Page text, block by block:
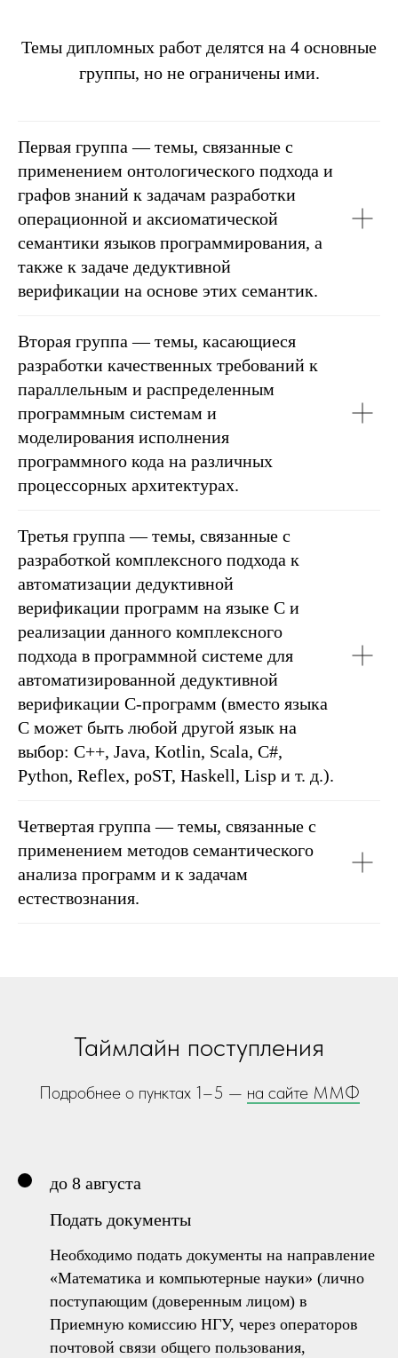
Темы дипломных работ делятся на 4 основные
группы, но не ограничены ими.
Первая группа — темы, связанные с
применением онтологического подхода и
графов знаний к задачам разработки
операционной и аксиоматической
семантики языков программирования, а
также к задаче дедуктивной
верификации на основе этих семантик.
Вторая группа — темы, касающиеся
разработки качественных требований к
параллельным и распределенным
программным системам и
моделирования исполнения
программного кода на различных
процессорных архитектурах.
Третья группа — темы, связанные с
разработкой комплексного подхода к
автоматизации дедуктивной
верификации программ на языке C и
реализации данного комплексного
подхода в программной системе для
автоматизированной дедуктивной
верификации C-программ (вместо языка
C может быть любой другой язык на
выбор: C++, Java, Kotlin, Scala, C#,
Python, Reflex, poST, Haskell, Lisp и т. д.).
Четвертая группа — темы, связанные с
применением методов семантического
анализа программ и к задачам
естествознания.
Таймлайн поступления
Подробнее о пунктах 1–5 — на сайте ММФ
до 8 августа
Подать документы
Необходимо подать документы на направление
«Математика и компьютерные науки» (лично
поступающим (доверенным лицом) в
Приемную комиссию НГУ, через операторов
почтовой связи общего пользования,